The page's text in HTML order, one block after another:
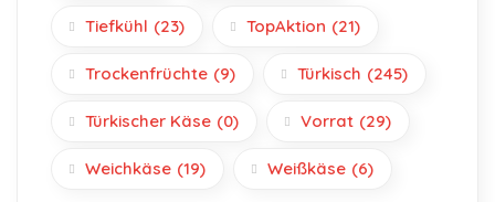
Tiefkühl (23) TopAktion (21)
Trockenfrüchte (9) Türkisch (245)
Türkischer Käse (0) Vorrat (29)
Weichkäse (19) Weißkäse (6)